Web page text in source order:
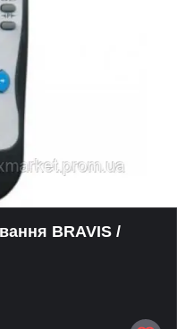
BRAVIS /